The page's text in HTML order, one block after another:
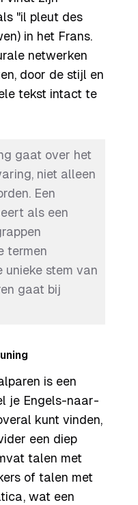
"il pleut des
in het Frans.
netwerken
door de stijl en
tekst intact te
gaat over het
niet alleen
Een
als een
termen
unieke stem van
gaat bij
is een
je Engels-naar-
kunt vinden,
een diep
talen met
of talen met
wat een